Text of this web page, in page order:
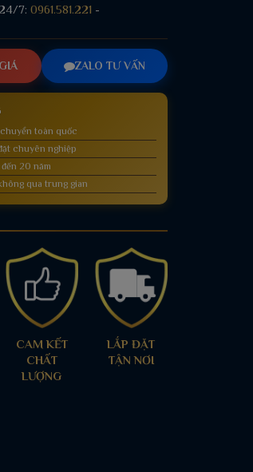
7: 0961.581.221 -
ZALO TƯ VẤN
toàn quốc
chuyên nghiệp
20 năm
qua trung gian
CAM KẾT
CHẤT
LƯỢNG
LẮP ĐẶT
TẬN NƠI